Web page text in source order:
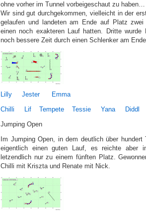
ohne vorher im Tunnel vorbeigeschaut zu haben…
Wir sind gut durchgekommen, vielleicht in der
gelaufen und landeten am Ende auf Platz
einen noch exakteren Lauf hatten. Dritte
noch bessere Zeit durch einen Schlenker am
Lilly Jester
Emma
Chilli
Lif Tempete Tessie Yana
Diddl
Jumping Open
Im Jumping Open, in dem deutlich über
eigentlich einen guten Lauf, es reichte aber
letzendlich nur zu einem fünften Platz.
Chilli mit Kriszta und Renate mit Nick.